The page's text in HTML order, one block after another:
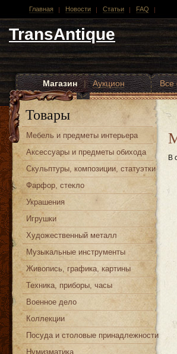
Главная Новости Статьи FAQ
TransAntique
Магазин | Аукцион Все
Другие стили
Товары
Мебель и предметы интерьера
Аксессуары и предметы обихода
Скульптуры, композиции, статуэтки
Фарфор, стекло
Украшения
Игрушки
Художественный металл
Музыкальные инструменты
Живопись, графика, картины
Техника, приборы, часы
Военное дело
Коллекции
Посуда и столовые принадлежности
Нумизматика
В